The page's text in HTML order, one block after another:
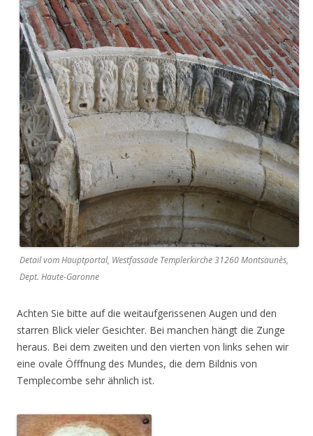
Detail vom Hauptportal, Westfassade Templerkirche 31260 Montsaunès,
Dept. Haute-Garonne
Achten Sie bitte auf die weitaufgerissenen Augen und den
starren Blick vieler Gesichter. Bei manchen hängt die Zunge
heraus. Bei dem zweiten und den vierten von links sehen wir
eine ovale Öfffnung des Mundes, die dem Bildnis von
Templecombe sehr ähnlich ist.